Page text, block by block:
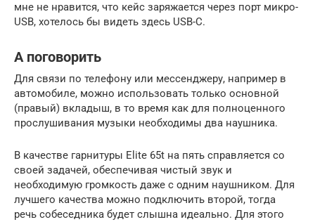
мне не нравится, что кейс заряжается через порт микро-
USB, хотелось бы видеть здесь USB-C.
А поговорить
Для связи по телефону или мессенджеру, например в
автомобиле, можно использовать только основной
(правый) вкладыш, в то время как для полноценного
прослушивания музыки необходимы два наушника.
В качестве гарнитуры Elite 65t на пять справляется со
своей задачей, обеспечивая чистый звук и
необходимую громкость даже с одним наушником. Для
лучшего качества можно подключить второй, тогда
речь собеседника будет слышна идеально. Для этого